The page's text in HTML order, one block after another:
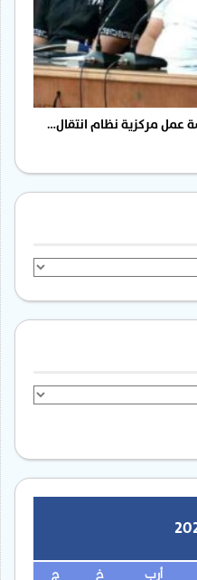
مركزية نظام انتقال…
أرب خ ج